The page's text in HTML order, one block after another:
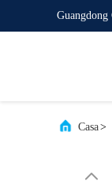
Casa>